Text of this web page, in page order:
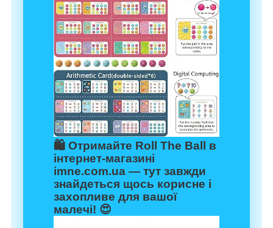
🛍️ Отримайте Roll The Ball в
інтернет-магазині
imne.com.ua — тут завжди
знайдеться щось корисне і
захопливе для вашої
малечі! 😍